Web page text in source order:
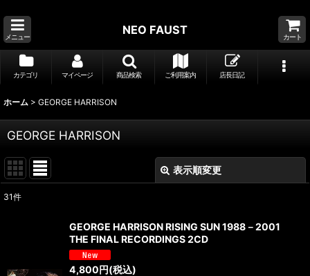
メニュー
NEO FAUST
カート
カテゴリ マイページ 商品検索 ご利用案内 店長日記
ホーム > GEORGE HARRISON
GEORGE HARRISON
表示順変更
31件
GEORGE HARRISON RISING SUN 1988－2001
THE FINAL RECORDINGS 2CD
4,800円(税込)